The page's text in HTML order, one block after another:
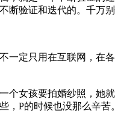
断验证和迭代的。千万
一定只用在互联网，在
个女孩要拍婚纱照，她
，P的时候也没那么辛苦。